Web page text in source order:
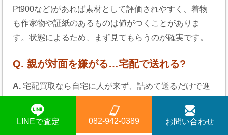
Pt900など)があれば素材として評価されやすく、着物
も作家物や証紙のあるものは値がつくことがありま
す。状態によるため、まず見てもらうのが確実です。
Q. 親が対面を嫌がる…宅配で送れる?
A. 宅配買取なら自宅に人が来ず、詰めて送るだけで進
もあり、対面が苦手な方でも負担が少ない方法です。
LINEで査定
082-942-0389 お問い合わせ